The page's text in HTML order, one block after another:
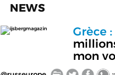
NEWS
ijsbergmagazin Grèce :
mon